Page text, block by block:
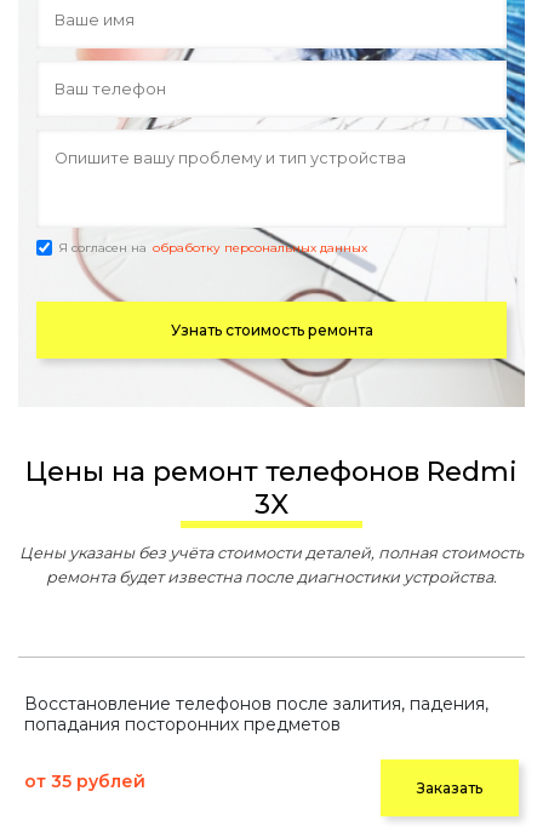
Я согласен на обработку персональных данных
Узнать стоимость ремонта
Цены на ремонт телефонов Redmi
3X
Цены указаны без учёта стоимости деталей, полная стоимость
ремонта будет известна после диагностики устройства.
Восстановление телефонов после залития, падения,
попадания посторонних предметов
от 35 рублей Заказать